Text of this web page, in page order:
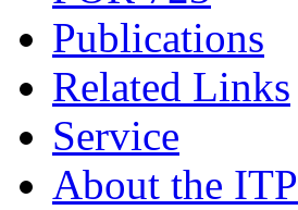
Publications
Related Links
Service
About the ITP